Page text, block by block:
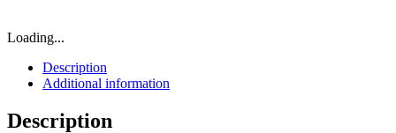
Loading...
Description
Additional information
Description